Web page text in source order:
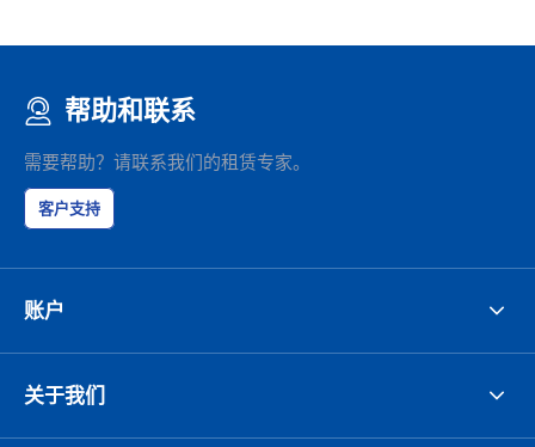
帮助和联系
需要帮助？请联系我们的租赁专家。
客户支持
账户
关于我们